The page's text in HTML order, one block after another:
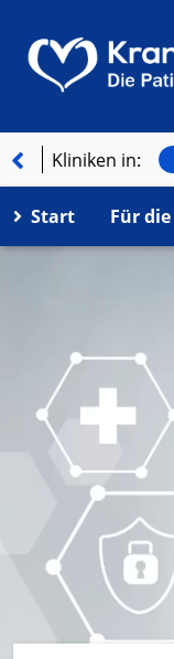
Kliniken in:
Start Für